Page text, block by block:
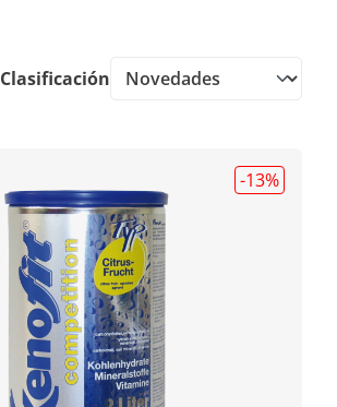
Clasificación
-13%